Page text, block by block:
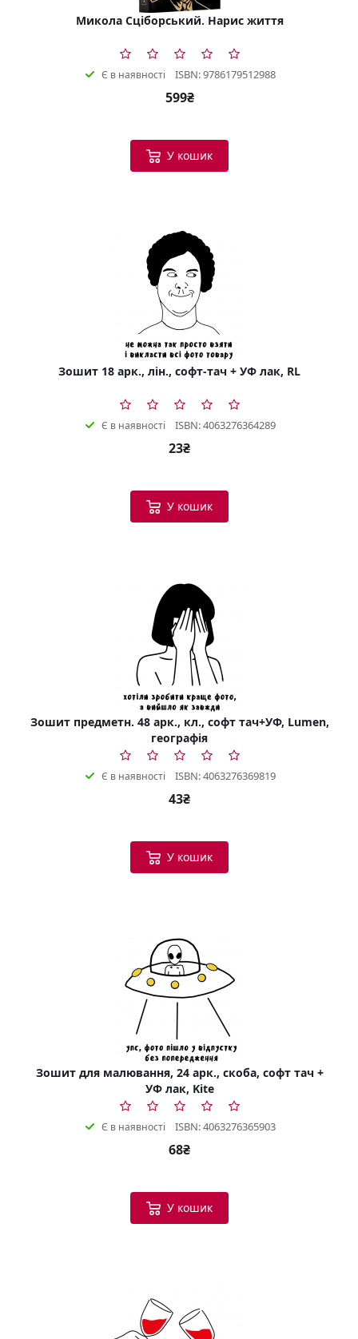
Микола Сціборський. Нарис життя
Є в наявності ISBN: 9786179512988
599₴
У кошик
Зошит 18 арк., лін., софт-тач + УФ лак, RL
Є в наявності ISBN: 4063276364289
23₴
У кошик
Зошит предметн. 48 арк., кл., софт тач+УФ, Lumen,
географія
Є в наявності ISBN: 4063276369819
43₴
У кошик
Зошит для малювання, 24 арк., скоба, софт тач +
УФ лак, Kite
Є в наявності ISBN: 4063276365903
68₴
У кошик